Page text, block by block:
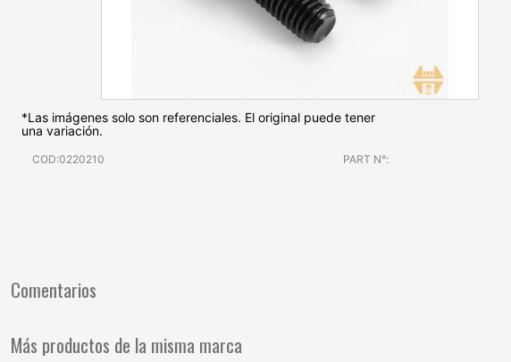
*Las imágenes solo son referenciales. El original puede tener
una variación.
COD:0220210 PART N°:
Comentarios
Más productos de la misma marca